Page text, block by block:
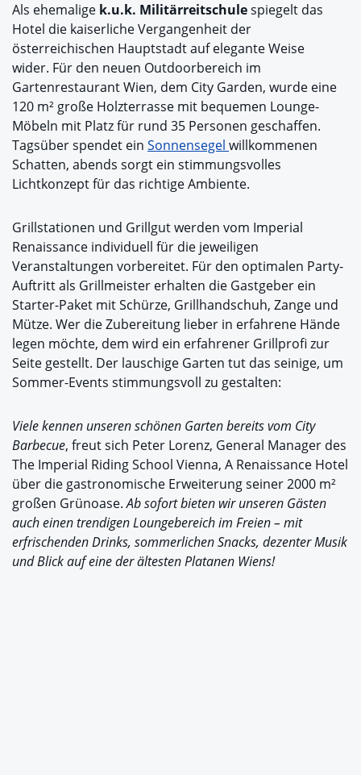
Als ehemalige k.u.k. Militärreitschulespiegelt das
Hotel die kaiserliche Vergangenheit der
österreichischen Hauptstadt auf elegante Weise
wider. Für den neuen Outdoorbereich im
Gartenrestaurant Wien, dem City Garden, wurde eine
120 m² große Holzterrasse mit bequemen Lounge-
Möbeln mit Platz für rund 35 Personen geschaffen.
Tagsüber spendet ein Sonnensegel willkommenen
Schatten, abends sorgt ein stimmungsvolles
Lichtkonzept für das richtige Ambiente.
Grillstationen und Grillgut werden vom Imperial
Renaissance individuell für die jeweiligen
Veranstaltungen vorbereitet. Für den optimalen Party-
Auftritt als Grillmeister erhalten die Gastgeber ein
Starter-Paket mit Schürze, Grillhandschuh, Zange und
Mütze. Wer die Zubereitung lieber in erfahrene Hände
legen möchte, dem wird ein erfahrener Grillprofi zur
Seite gestellt. Der lauschige Garten tut das seinige, um
Sommer-Events stimmungsvoll zu gestalten:
Viele kennen unseren schönen Garten bereits vom City
Barbecue, freut sich Peter Lorenz, General Manager des
The Imperial Riding School Vienna, A Renaissance Hotel
über die gastronomische Erweiterung seiner 2000 m²
großen Grünoase.Ab sofort bieten wir unseren Gästen
auch einen trendigen Loungebereich im Freien – mit
erfrischenden Drinks, sommerlichen Snacks, dezenter Musik
und Blick auf eine der ältesten Platanen Wiens!